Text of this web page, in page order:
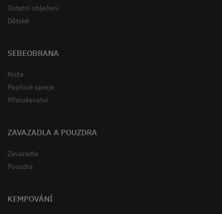
Ostatní oblečení
Dětské
SEBEOBRANA
Nože
Pepřové spreje
Příslušenství
ZAVAZADLA A POUZDRA
Zavazadla
Pouzdra
KEMPOVÁNÍ